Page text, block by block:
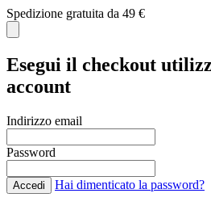
Spedizione gratuita da 49 €
Esegui il checkout
account
Indirizzo email
Password
Accedi Hai dimenticato la password?